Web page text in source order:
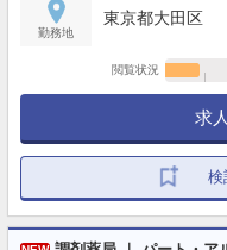
勤務地
東京都大田区
閲覧状況
求
検